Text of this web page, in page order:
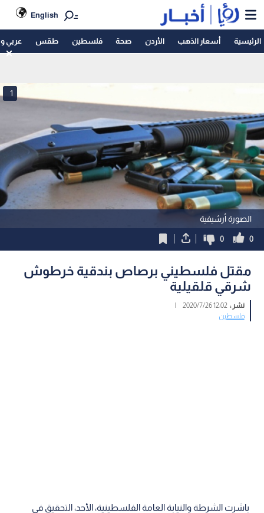
English
الرئيسية أسعار الذهب الأردن صحة فلسطين طقس عربي
الصورة أرشيفية
1
0
0
مقتل فلسطيني برصاص بندقية خرطوش
شرقي قلقيلية
نشر :12:02 2020/7/26
|
فلسطين
باشرت الشرطة والنيابة العامة الفلسطينية، الأحد، التحقيق في